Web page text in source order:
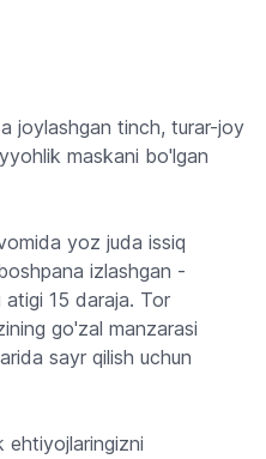
joylashgan tinch, turar-joy
maskani bo'lgan
yoz juda issiq
izlashgan -
15 daraja. Tor
go'zal manzarasi
sayr qilish uchun
ehtiyojlaringizni